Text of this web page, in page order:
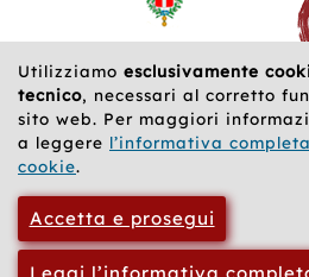
Utilizziamo esclusivamente
tecnico, necessari al corretto
sito web. Per maggiori
a leggere l’informativa
cookie.
Accetta e prosegui
Leggi l’informativa